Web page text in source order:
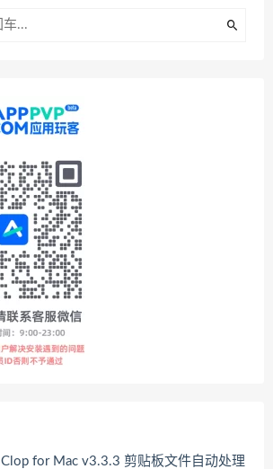
Clop for Mac v3.3.3 剪贴板文件自动处理